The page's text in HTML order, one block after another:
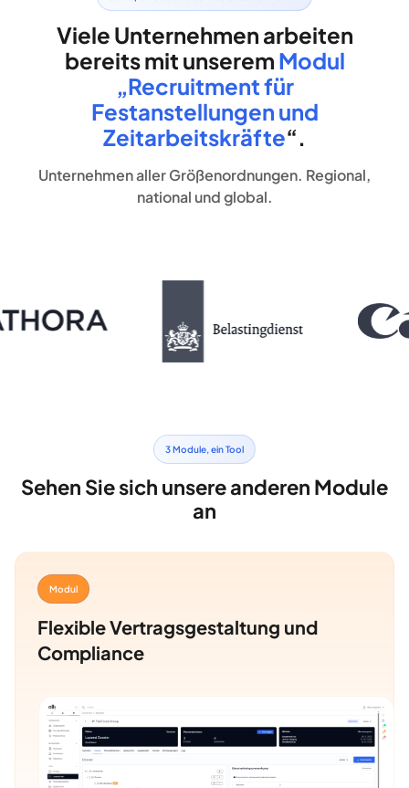
Viele Unternehmen arbeiten
bereits mit unserem Modul
„Recruitment für
Festanstellungen und
Zeitarbeitskräfte“.
Unternehmen aller Größenordnungen. Regional,
national und global.
3 Module, ein Tool
Sehen Sie sich unsere anderen Module
an
Modul
Flexible Vertragsgestaltung und
Compliance